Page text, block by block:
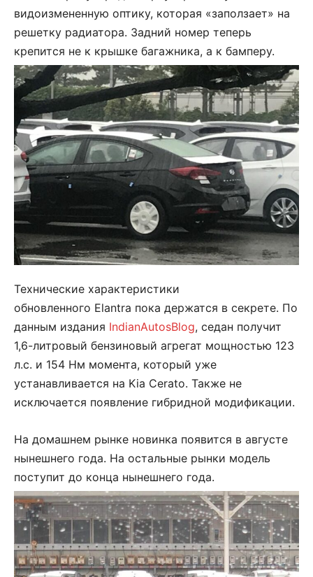
видоизмененную оптику, которая «заползает» на
решетку радиатора. Задний номер теперь
крепится не к крышке багажника, а к бамперу.
Технические характеристики
обновленного Elantra пока держатся в секрете. По
данным издания IndianAutosBlog, седан получит
1,6-литровый бензиновый агрегат мощностью 123
л.с. и 154 Нм момента, который уже
устанавливается на Kia Cerato. Также не
исключается появление гибридной модификации.
На домашнем рынке новинка появится в августе
нынешнего года. На остальные рынки модель
поступит до конца нынешнего года.